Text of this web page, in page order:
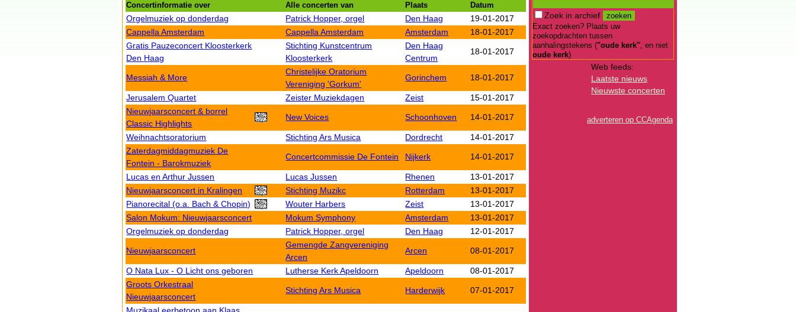
Concertinformatie over Alle concerten van Plaats Datum
Orgelmuziek op donderdag Patrick Hopper, orgel Den Haag
19-01-2017
Cappella Amsterdam
Cappella Amsterdam Amsterdam
18-01-2017
Gratis Pauzeconcert Kloosterkerk
Den Haag
Stichting Kunstcentrum
Kloosterkerk
Den Haag
Centrum
18-01-2017
Messiah & More
Christelijke Oratorium
Vereniging 'Gorkum'
Gorinchem 18-01-2017
Jerusalem Quartet Zeister Muziekdagen Zeist
15-01-2017
Nieuwjaarsconcert & borrel
Classic Highlights
New Voices Schoonhoven 14-01-2017
Weihnachtsoratorium Stichting Ars Musica Dordrecht
14-01-2017
Zaterdagmiddagmuziek De
Fontein - Barokmuziek
Concertcommissie De Fontein Nijkerk 14-01-2017
Lucas en Arthur Jussen Lucas Jussen Rhenen
13-01-2017
Nieuwjaarsconcert in Kralingen
Stichting Muzikc Rotterdam
13-01-2017
Pianorecital (o.a. Bach & Chopin)
Wouter Harbers Zeist
13-01-2017
Salon Mokum: Nieuwjaarsconcert
Mokum Symphony Amsterdam
13-01-2017
Orgelmuziek op donderdag
Patrick Hopper, orgel Den Haag 12-01-2017
Nieuwjaarsconcert
Gemengde Zangvereniging
Arcen
Arcen 08-01-2017
O Nata Lux - O Licht ons geboren Lutherse Kerk Apeldoorn Apeldoorn
08-01-2017
Groots Orkestraal
Nieuwjaarsconcert
Stichting Ars Musica Harderwijk 07-01-2017
Zoek in archief
Exact zoeken? Plaats uw
zoekopdrachten tussen
aanhalingstekens ("oude kerk", en niet
oude kerk)
Web feeds:
Laatste nieuws
Nieuwste concerten
adverteren op CCAgenda